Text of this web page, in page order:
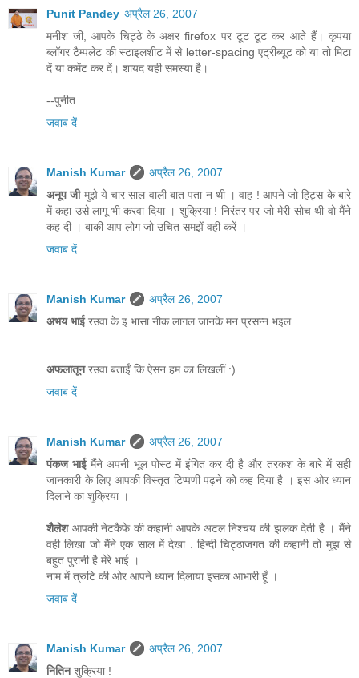
Punit Pandey अप्रैल 26, 2007
मनीश जी, आपके चिट्ठे के अक्षर firefox पर टूट टूट कर आते हैं। कृपया
ब्लॉगर टैम्पलेट की स्टाइलशीट में से letter-spacing एट्रीब्यूट को या तो मिटा
दें या कमेंट कर दें। शायद यही समस्या है।
--पुनीत
जवाब दें
Manish Kumar
अप्रैल 26, 2007
अनूप जी मुझे ये चार साल वाली बात पता न थी । वाह ! आपने जो हिट्स के बारे
में कहा उसे लागू भी करवा दिया । शुक्रिया ! निरंतर पर जो मेरी सोच थी वो मैंने
कह दी । बाकी आप लोग जो उचित समझें वही करें ।
जवाब दें
Manish Kumar
अप्रैल 26, 2007
अभय भाईरउवा के इ भासा नीक लागल जानके मन प्रसन्न भइल
अफलातूनरउवा बताईं कि ऐसन हम का लिखलीं :)
जवाब दें
Manish Kumar
अप्रैल 26, 2007
पंकज भाईमैंने अपनी भूल पोस्ट में इंगित कर दी है और तरकश के बारे में सही
जानकारी के लिए आपकी विस्तृत टिप्पणी पढ़ने को कह दिया है । इस ओर ध्यान
दिलाने का शुक्रिया ।
शैलेशआपकी नेटकैफे की कहानी आपके अटल निश्चय की झलक देती है । मैंने
वही लिखा जो मैंने एक साल में देखा . हिन्दी चिट्ठाजगत की कहानी तो मुझ से
बहुत पुरानी है मेरे भाई ।
नाम में त्रुटि की ओर आपने ध्यान दिलाया इसका आभारी हूँ ।
जवाब दें
Manish Kumar
अप्रैल 26, 2007
नितिनशुक्रिया !